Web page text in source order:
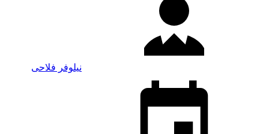
نیلوفر فلاحی